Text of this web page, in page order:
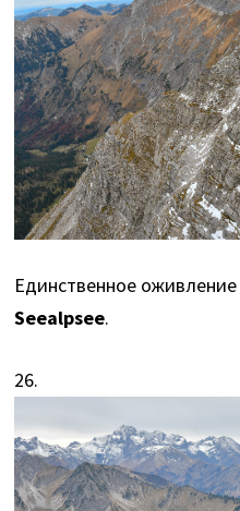
Единственное
Seealpsee.
26.